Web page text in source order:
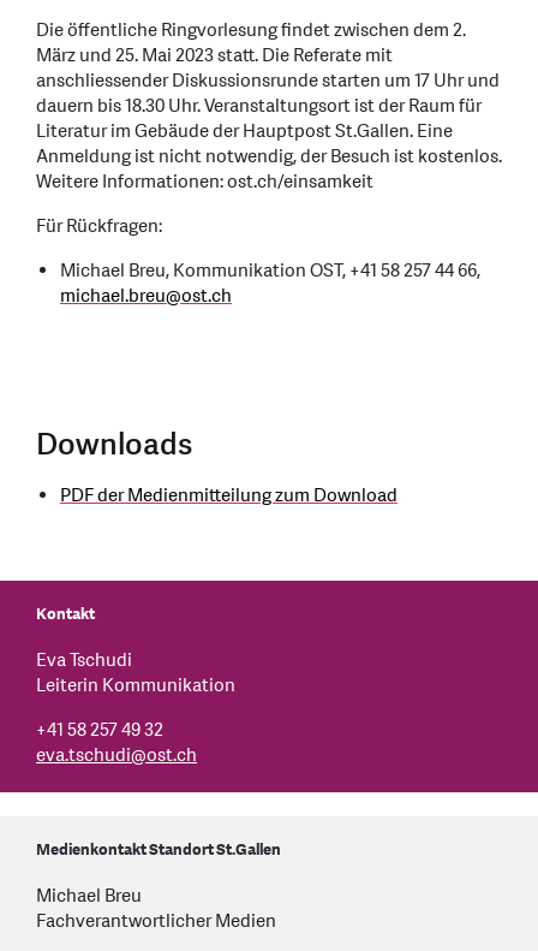
Die öffentliche Ringvorlesung findet zwischen dem 2.
März und 25. Mai 2023 statt. Die Referate mit
anschliessender Diskussionsrunde starten um 17 Uhr und
dauern bis 18.30 Uhr. Veranstaltungsort ist der Raum für
Literatur im Gebäude der Hauptpost St.Gallen. Eine
Anmeldung ist nicht notwendig, der Besuch ist kostenlos.
Weitere Informationen: ost.ch/einsamkeit
Für Rückfragen:
Michael Breu, Kommunikation OST, +41 58 257 44 66,
michael.breu@ost.ch
Downloads
PDF der Medienmitteilung zum Download
Kontakt
Eva Tschudi
Leiterin Kommunikation
+41 58 257 49 32
eva.tschudi@ost.ch
Medienkontakt Standort St.Gallen
Michael Breu
Fachverantwortlicher Medien